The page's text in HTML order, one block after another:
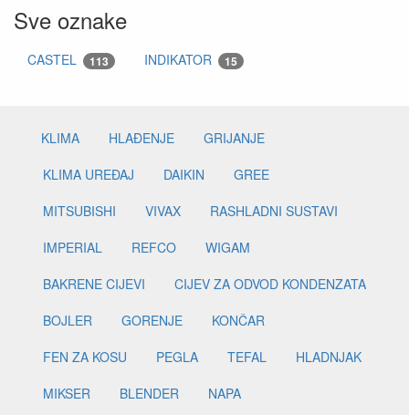
Sve oznake
CASTEL 113 INDIKATOR 15
KLIMA HLAĐENJE
GRIJANJE
KLIMA UREĐAJ
DAIKIN
GREE
MITSUBISHI
VIVAX
RASHLADNI SUSTAVI
IMPERIAL
REFCO
WIGAM
BAKRENE CIJEVI
CIJEV ZA ODVOD KONDENZATA
BOJLER
GORENJE
KONČAR
FEN ZA KOSU
PEGLA TEFAL
HLADNJAK
MIKSER
BLENDER
NAPA